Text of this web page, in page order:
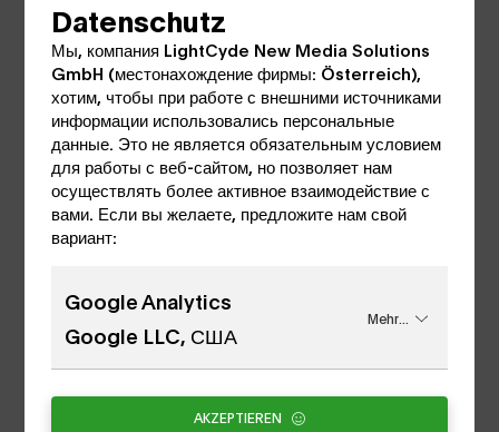
Ворота в стене
Тропинка от ворот оружейной палаты ведет через
расположенные рядом Стенные ворота. Стены
ворот Стены сделаны из хлоритового сланца.
Ворота моста
Ворота моста с разводным мостом. Цепная
лебедка для моста находится на верхнем этаже.
уровень замка, откуда открывается вид на
Datenschutz
Мы, компания LightCyde New Media Solutions
GmbH (местонахождение фирмы: Österreich),
хотим, чтобы при работе с внешними источниками
информации использовались персональные
данные. Это не является обязательным условием
для работы с веб-сайтом, но позволяет нам
осуществлять более активное взаимодействие с
вами. Если вы желаете, предложите нам свой
вариант:
Google Analytics
Google LLC, США
Mehr...
AKZEPTIEREN